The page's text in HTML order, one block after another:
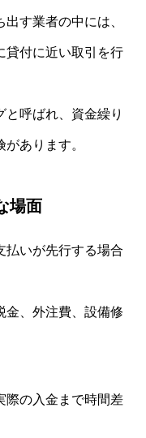
す業者の中には、
貸付に近い取引を行
と呼ばれ、資金繰り
あります。
場面
払いが先行する場合
金、外注費、設備修
際の入金まで時間差